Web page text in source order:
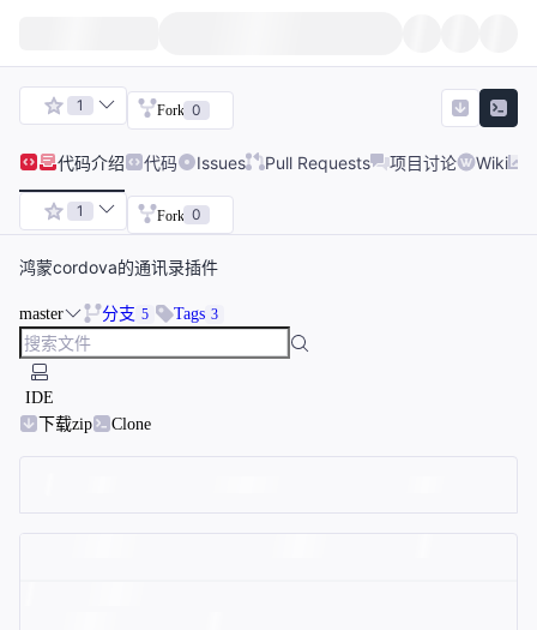
1 Fork 0
代码介绍 代码 Issues Pull Requests 项目讨论 Wiki
1 Fork 0
鸿蒙cordova的通讯录插件
master 分支 5 Tags 3
IDE
下载zip
Clone